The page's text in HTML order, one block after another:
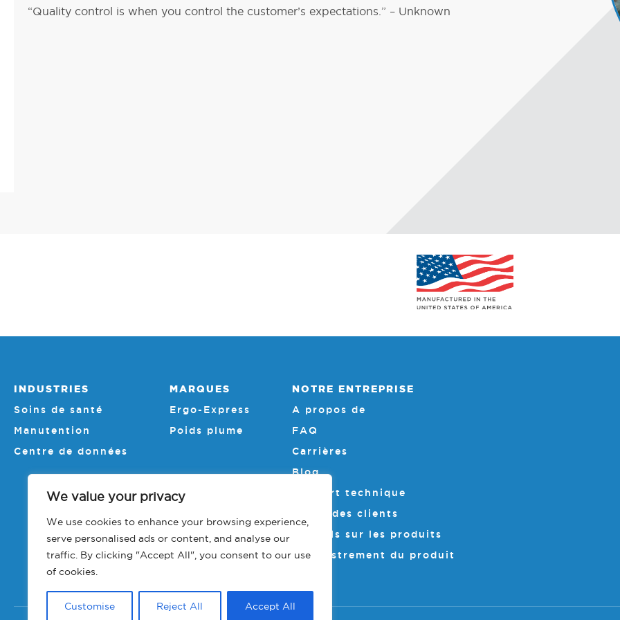
We value your privacy
We use cookies to enhance your browsing experience,
serve personalised ads or content, and analyse our
traffic. By clicking "Accept All", you consent to our use
of cookies.
Customise Reject All Accept All
“Quality control is when you control the customer’s expectations.” – Unknown
INDUSTRIES
Soins de santé
Manutention
Centre de données
MARQUES
Ergo-Express
Poids plume
NOTRE ENTREPRISE
A propos de
FAQ
Carrières
Blog
Support technique
Accès des clients
Manuels sur les produits
Enregistrement du produit